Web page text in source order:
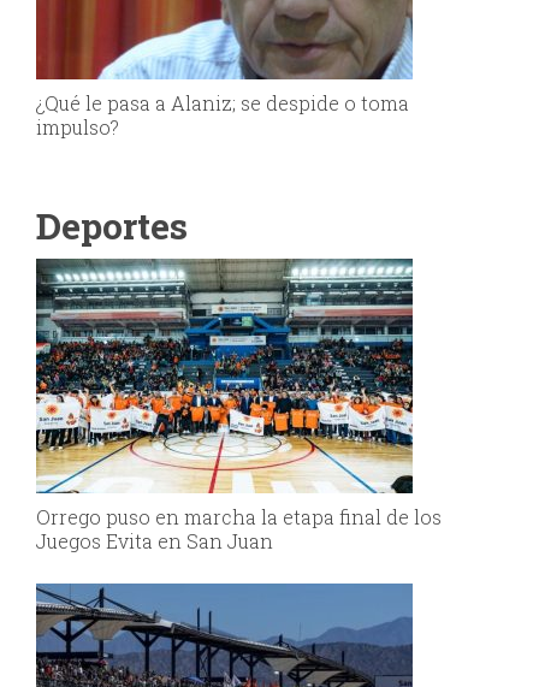
¿Qué le pasa a Alaniz; se despide o toma
impulso?
Deportes
Orrego puso en marcha la etapa final de los
Juegos Evita en San Juan